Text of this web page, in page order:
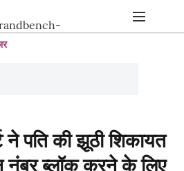
ने पति की झूठी शिकायत
नंबर ब्लॉक करने के लिए